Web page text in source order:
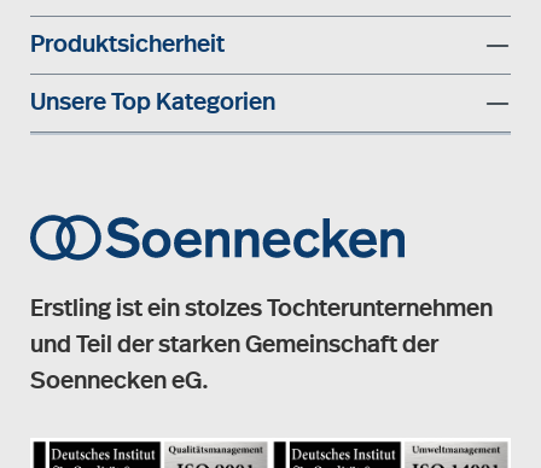
Produktsicherheit
Unsere Top Kategorien
Erstling ist ein stolzes Tochterunternehmen
und Teil der starken Gemeinschaft der
Soennecken eG.